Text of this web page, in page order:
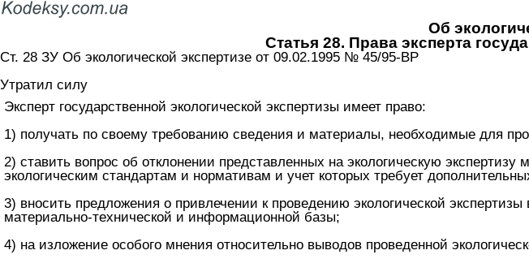
Об
Статья 28. Права эксперта
Ст. 28 ЗУ Об экологической экспертизе от 09.02.1995 № 45/95-ВР
Утратил силу
Эксперт государственной экологической экспертизы имеет право:
1) получать по своему требованию сведения и материалы, необходимые для
2) ставить вопрос об отклонении представленных на экологическую
экологическим стандартам и нормативам и учет которых требует
3) вносить предложения о привлечении к проведению экологической
материально-технической и информационной базы;
4) на изложение особого мнения относительно выводов проведенной